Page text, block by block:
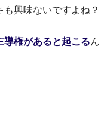
興味ないですよね？
導権があると起こるん